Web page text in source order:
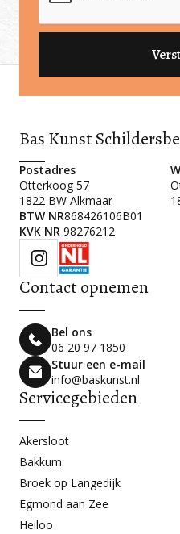
Bas Kunst
Postadres
Otterkoog 57
1822 BW Alkmaar
BTW NR868426106B01
KVK NR 98276212
Contact opnemen
Bel ons
06 20 97 1850
Stuur een e-mail
info@baskunst.nl
Servicegebieden
Akersloot
Bakkum
Broek op Langedijk
Egmond aan Zee
Heiloo